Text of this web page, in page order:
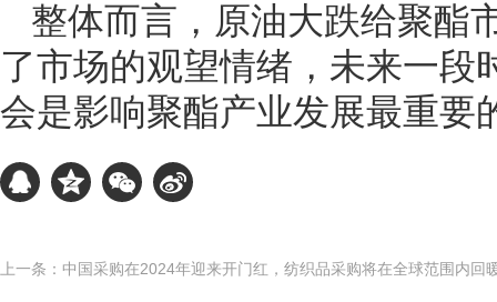
整体而言，原油大跌给聚酯
了市场的观望情绪，未来一段
会是影响聚酯产业发展最重要
上一条：中国采购在2024年迎来开门红，纺织品采购将在全球范围内回